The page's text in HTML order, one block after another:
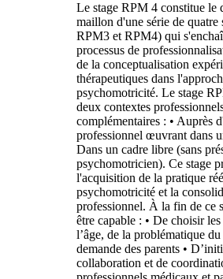
Le stage RPM 4 constitue le
maillon d'une série de
RPM3 et RPM4) qui
processus de
de la conceptualisation
thérapeutiques dans
psychomotricité. Le stage
deux contextes
complémentaires : • Auprès
professionnel œuvrant dans
Dans un cadre libre (sans
psychomotricien). Ce stage
l'acquisition de la pratique
psychomotricité et la
professionnel. À la fin de ce
être capable : • De choisir
l’âge, de la problématique
demande des parents •
collaboration et de